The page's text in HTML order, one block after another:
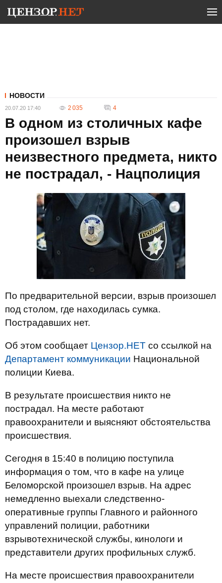
НОВОСТИ
20.07.20 17:40 2 035 4
В одном из столичных кафе
произошел взрыв
неизвестного предмета, никто
не пострадал, - Нацполиция
По предварительной версии, взрыв произошел
под столом, где находилась сумка.
Пострадавших нет.
Об этом сообщает Цензор.НЕТ со ссылкой на
Департамент коммуникации Национальной
полиции Киева.
В результате происшествия никто не
пострадал. На месте работают
правоохранители и выясняют обстоятельства
происшествия.
Сегодня в 15:40 в полицию поступила
информация о том, что в кафе на улице
Беломорской произошел взрыв. На адрес
немедленно выехали следственно-
оперативные группы Главного и районного
управлений полиции, работники
взрывотехнической службы, кинологи и
представители других профильных служб.
На месте происшествия правоохранители